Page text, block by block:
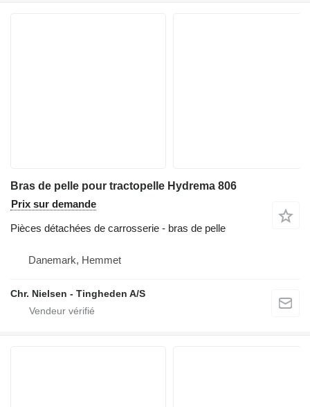
Bras de pelle pour tractopelle Hydrema 806
Prix sur demande
Pièces détachées de carrosserie - bras de pelle
Danemark, Hemmet
Chr. Nielsen - Tingheden A/S